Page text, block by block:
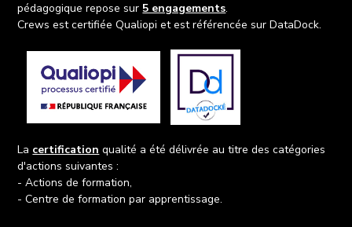
pédagogique repose sur 5 engagements.
Crews est certifiée Qualiopi et est référencée sur DataDock.
La certification qualité a été délivrée au titre des catégories
d'actions suivantes :
- Actions de formation,
- Centre de formation par apprentissage.